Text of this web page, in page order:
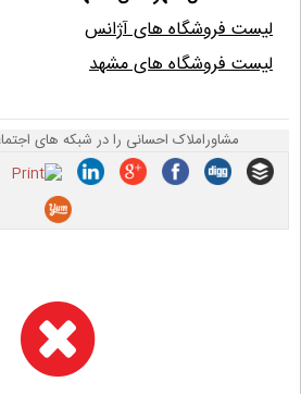
لیست فروشگاه های آژانس
لیست فروشگاه های مشهد
مشاوراملاک احسانی را در شبکه های